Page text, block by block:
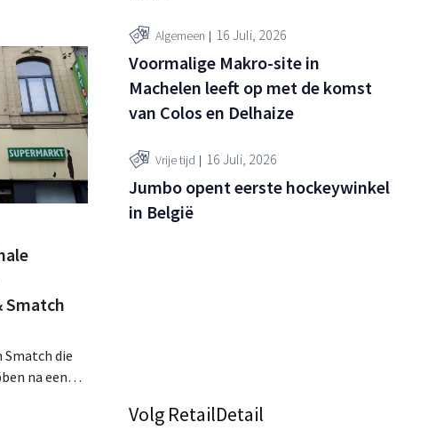
Smatch
Smatch die
na een
Algemeen 16 Juli, 2026
Voormalige Makro-site in
Machelen leeft op met de komst
van Colos en Delhaize
Vrije tijd 16 Juli, 2026
Jumbo opent eerste hockeywinkel
in België
Volg RetailDetail